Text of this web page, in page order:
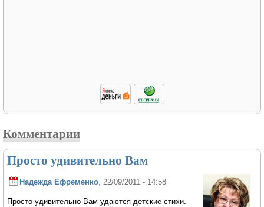
Комментарии
Просто удивительно Вам
Надежда Ефременко, 22/09/2011 - 14:58
Просто удивительно Вам удаются детские стихи.